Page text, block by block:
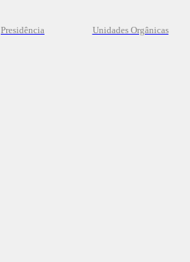
Presidência Unidades Orgânicas